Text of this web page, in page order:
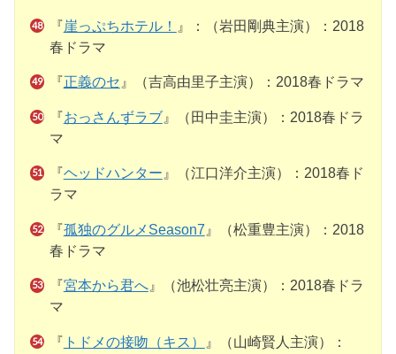
『崖っぷちホテル！
』：（岩田剛典主演）：2018
春ドラマ
『正義のセ 』（吉高由里子主演）：2018春ドラマ
『おっさんずラブ』（田中圭主演）：2018春ドラ
マ
『ヘッドハンター 』（江口洋介主演）：2018春ド
ラマ
『孤独のグルメSeason7 』（松重豊主演）：2018
春ドラマ
『宮本から君へ』（池松壮亮主演）：2018春ドラ
マ
『 トドメの接吻（キス）
』（山崎賢人主演）：